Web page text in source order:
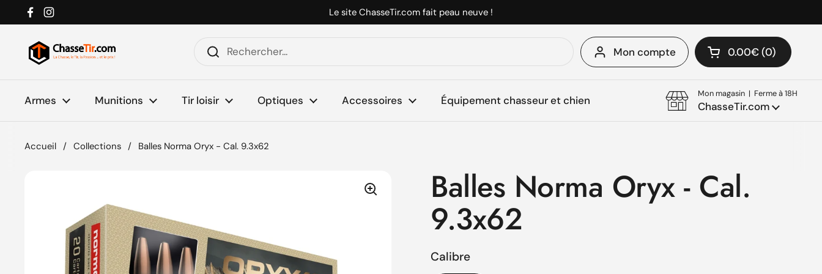
Passer au contenu
Facebook
Instagram Le site ChasseTir.com fait peau neuve !
Mon compte Ouvrir le panier
Mon panier Total:
0.00€ 0
produit dans votre
Armes Munitions Tir loisir Optiques Accessoires Équipement chasseur et chien
Mon magasin | Ferme à 18H
ChasseTir.com
Accueil / Collections / Balles Norma Oryx - Cal. 9.3x62
Balles Norma Oryx - Cal.
9.3x62
Calibre